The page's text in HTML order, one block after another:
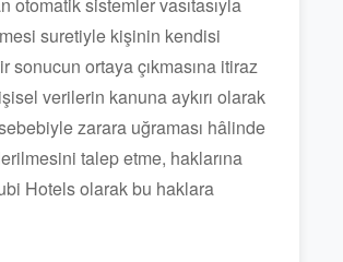
suretiyle kişinin kendisi
sonucun ortaya çıkmasına itiraz
verilerin kanuna aykırı olarak
zarara uğraması hâlinde
talep etme, haklarına
Hotels olarak bu haklara